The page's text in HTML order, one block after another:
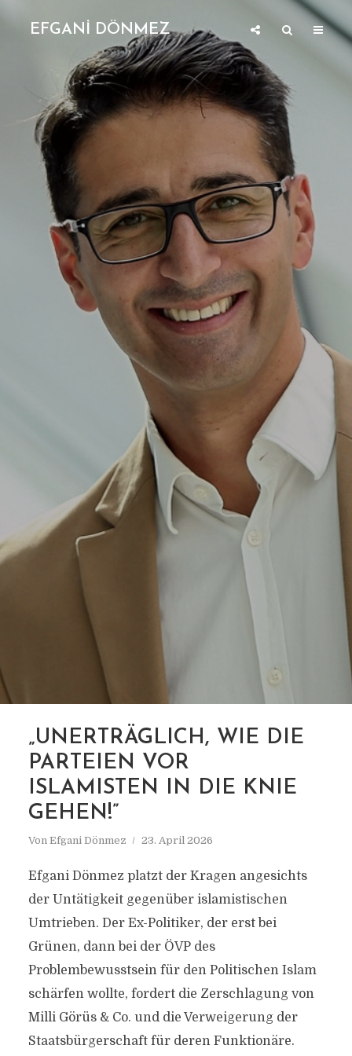
EFGANİ DÖNMEZ
MARKIERUNG
DIETMAR PRAMMER
„UNERTRÄGLICH, WIE DIE
PARTEIEN VOR
ISLAMISTEN IN DIE KNIE
GEHEN!”
Von Efgani Dönmez 23. April 2026
Efgani Dönmez platzt der Kragen angesichts
der Untätigkeit gegenüber islamistischen
Umtrieben. Der Ex-Politiker, der erst bei
Grünen, dann bei der ÖVP des
Problembewusstsein für den Politischen Islam
schärfen wollte, fordert die Zerschlagung von
Milli Görüs & Co. und die Verweigerung der
Staatsbürgerschaft für deren Funktionäre.